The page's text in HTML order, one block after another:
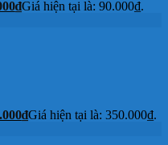
₫Giá hiện tại là: 90.000₫.
₫Giá hiện tại là: 350.000₫.